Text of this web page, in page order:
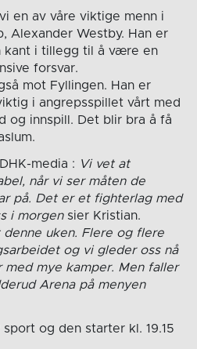
en av våre viktige menn i
Alexander Westby. Han er
kant i tillegg til å være en
forsvar.
mot Fyllingen. Han er
i angrepsspillet vårt med
og innspill. Det blir bra å få
media : Vi vet at
når vi ser måten de
på. Det er et fighterlag med
i morgen sier Kristian.
uken. Flere og flere
og vi gleder oss nå
mye kamper. Men faller
Arena på menyen
og den starter kl. 19.15